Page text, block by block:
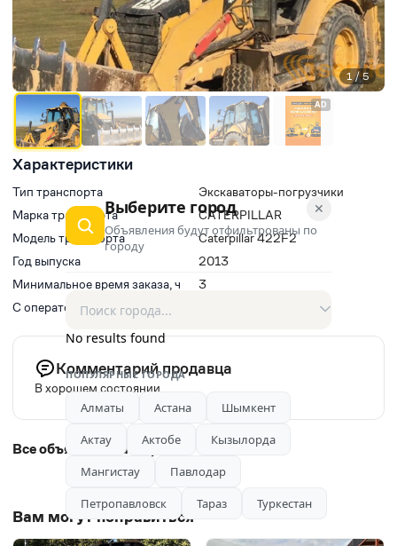
Характеристики
Тип транспорта
Экскаваторы-погрузчики
Марка транспорта
CATERPILLAR
Модель транспорта
Caterpillar 422F2
Год выпуска
2013
Минимальное время заказа, ч
3
С оператором(водитель)
1 / 5
AD
Комментарий продавца
В хорошем состоянии.
Все объявления автора
Вам могут понравиться
✕
Выберите город
Объявления будут отфильтрованы по
городу
No results found
ПОПУЛЯРНЫЕ ГОРОДА
Алматы Астана
Шымкент
Актау
Актобе
Кызылорда
Мангистау
Павлодар
Петропавловск
Тараз Туркестан